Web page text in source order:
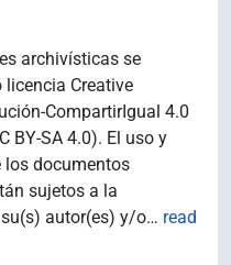
archivísticas se
Creative
CompartirIgual 4.0
BY-SA 4.0). El uso y
los documentos
sujetos a la
autor(es) y/o… read